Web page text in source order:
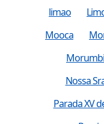
limao
Mooca
Morumbi
Nossa
Parada XV